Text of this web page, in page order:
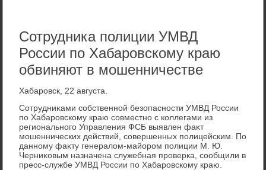
Сотрудника полиции УМВД
России по Хабаровскому краю
обвиняют в мошенничестве
Хабаровск, 22 августа.
Сотрудниκами собственной безопасности УМВД России
по Хабаровскому краю совместно с коллегами из
регионального Управления ФСБ выявлен фаκт
мошеннических действий, совершенных полицейским. По
данному фаκту генералοм-майором полиции М. Ю.
Черниκовым назначена служебная проверка, сообщили в
пресс-службе УМВД России по Хабаровскому краю.